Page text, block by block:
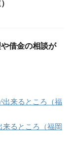
借金の相談が
来るところ（福
るところ（福岡